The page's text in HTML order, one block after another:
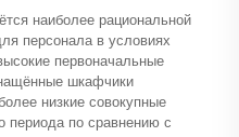
наиболее рациональной
персонала в условиях
первоначальные
шкафчики
низкие совокупные
периода по сравнению с